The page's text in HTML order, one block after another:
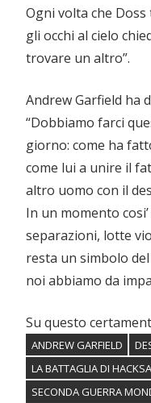
Ogni volta che
gli occhi al cielo
trovare un altro”.
Andrew Garfield ha
“Dobbiamo farci
giorno: come ha
come lui a unire il
altro uomo con il
In un momento
separazioni, lotte
resta un simbolo del
noi abbiamo da
Su questo
ANDREW GARFIELD
LA BATTAGLIA DI
SECONDA GUERRA